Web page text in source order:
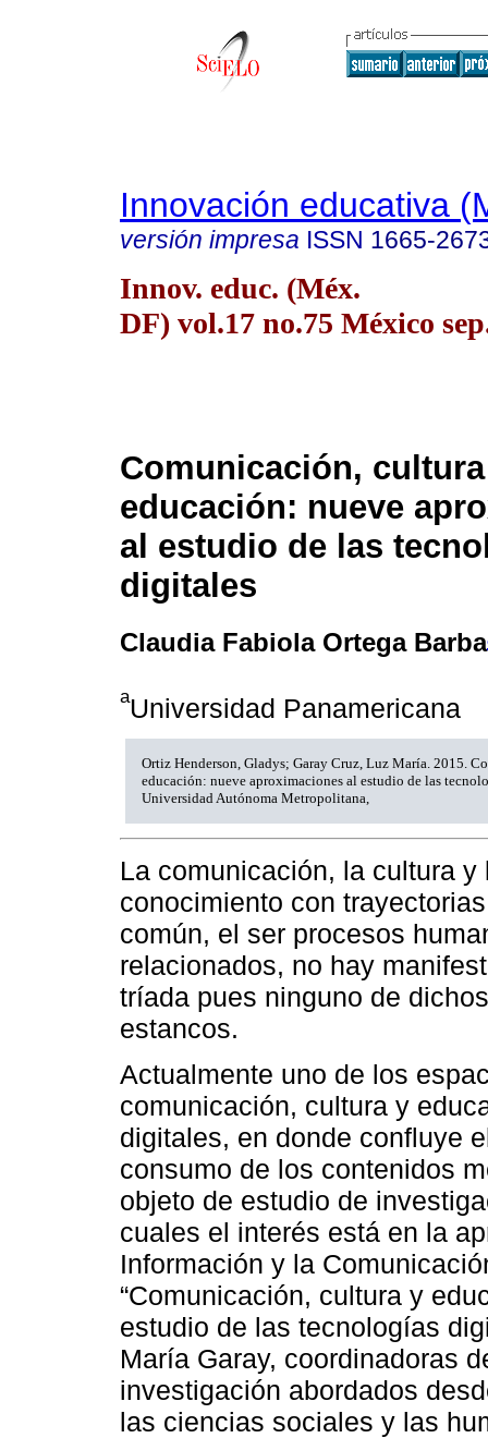
Innovación educativa
versión impresa ISSN 1665-
Innov. educ. (Méx.
DF) vol.17 no.75 México
Comunicación,
educación: nueve
al estudio de las
digitales
Claudia Fabiola Ortega Barba
aUniversidad Panamericana
Ortiz Henderson, Gladys; Garay Cruz, Luz María. 2015.
educación: nueve aproximaciones al estudio de las
Universidad Autónoma Metropolitana,
La comunicación, la cultura
conocimiento con
común, el ser procesos
relacionados, no hay
tríada pues ninguno de
estancos.
Actualmente uno de los
comunicación, cultura y
digitales, en donde confluye
consumo de los contenidos
objeto de estudio de
cuales el interés está en la
Información y la
“Comunicación, cultura y
estudio de las tecnologías
María Garay, coordinadoras
investigación abordados
las ciencias sociales y las